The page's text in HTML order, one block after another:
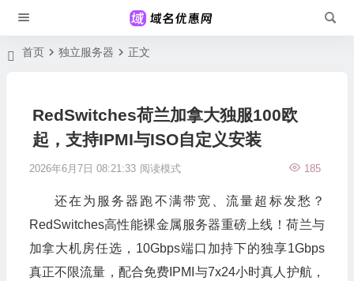
首页 独立服务器 正文
RedSwitches荷兰加拿大独服100欧
起，支持IPMI与ISO自定义安装
2026年6月7日 08:21:33 185
阅读模式
还在为服务器跑不满带宽、流量超标发愁？
RedSwitches高性能裸金属服务器重磅上线！荷兰与
加拿大机房任选，10Gbps端口加持下的独享1Gbps
真正不限流量，配合免费IPMI与7x24小时真人护航，